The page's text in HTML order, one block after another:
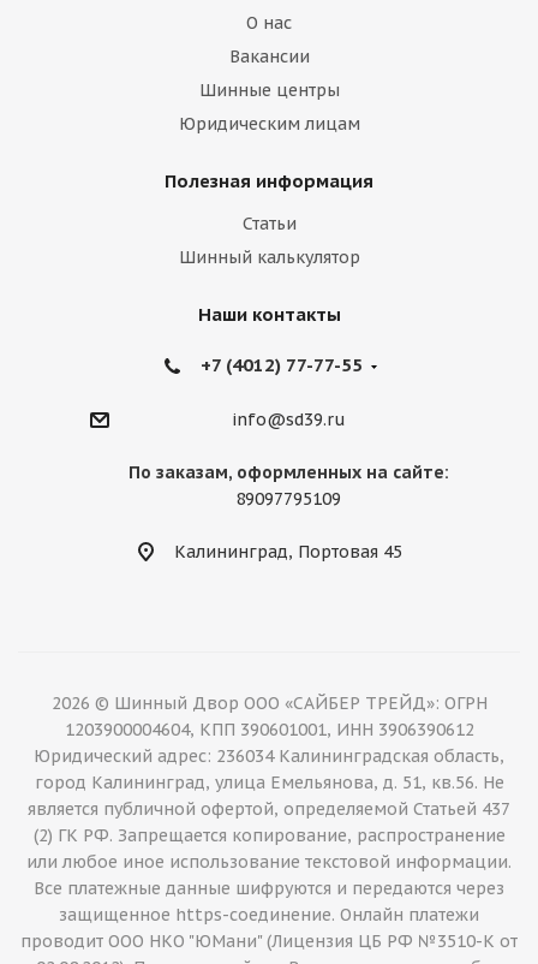
О нас
Вакансии
Шинные центры
Юридическим лицам
Полезная информация
Статьи
Шинный калькулятор
Наши контакты
+7 (4012) 77-77-55
info@sd39.ru
По заказам, оформленных на сайте:
89097795109
Калининград, Портовая 45
2026 © Шинный Двор ООО «САЙБЕР ТРЕЙД»: ОГРН
1203900004604, КПП 390601001, ИНН 3906390612
Юридический адрес: 236034 Калининградская область,
город Калининград, улица Емельянова, д. 51, кв.56. Не
является публичной офертой, определяемой Статьей 437
(2) ГК РФ. Запрещается копирование, распространение
или любое иное использование текстовой информации.
Все платежные данные шифруются и передаются через
защищенное https-соединение. Онлайн платежи
проводит ООО НКО "ЮМани" (Лицензия ЦБ РФ №3510-К от